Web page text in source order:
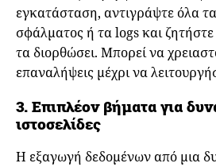
εγκατάσταση, αντιγράψτε όλα
σφάλματος ή τα logs και
τα διορθώσει. Μπορεί να
επαναλήψεις μέχρι να
3. Επιπλέον βήματα για
ιστοσελίδες
Η εξαγωγή δεδομένων από μια